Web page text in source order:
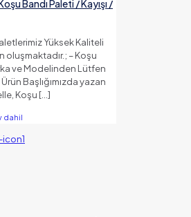
Bandı Paleti / Kayışı /
Yüksek Kaliteli
oluşmaktadır.; – Koşu
ve Modelinden Lütfen
Başlığımızda yazan
Koşu […]
dahil